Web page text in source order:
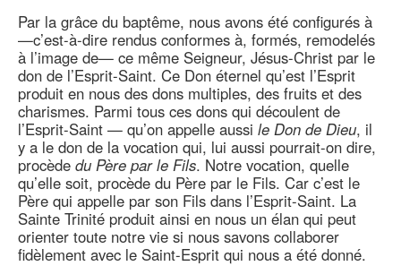
Par la grâce du baptême, nous avons été configurés à
—c’est-à-dire rendus conformes à, formés, remodelés
à l’image de— ce même Seigneur, Jésus-Christ par le
don de l’Esprit-Saint. Ce Don éternel qu’est l’Esprit
produit en nous des dons multiples, des fruits et des
charismes. Parmi tous ces dons qui découlent de
l’Esprit-Saint — qu’on appelle aussi le Don de Dieu, il
y a le don de la vocation qui, lui aussi pourrait-on dire,
procède du Père par le Fils. Notre vocation, quelle
qu’elle soit, procède du Père par le Fils. Car c’est le
Père qui appelle par son Fils dans l’Esprit-Saint. La
Sainte Trinité produit ainsi en nous un élan qui peut
orienter toute notre vie si nous savons collaborer
fidèlement avec le Saint-Esprit qui nous a été donné.